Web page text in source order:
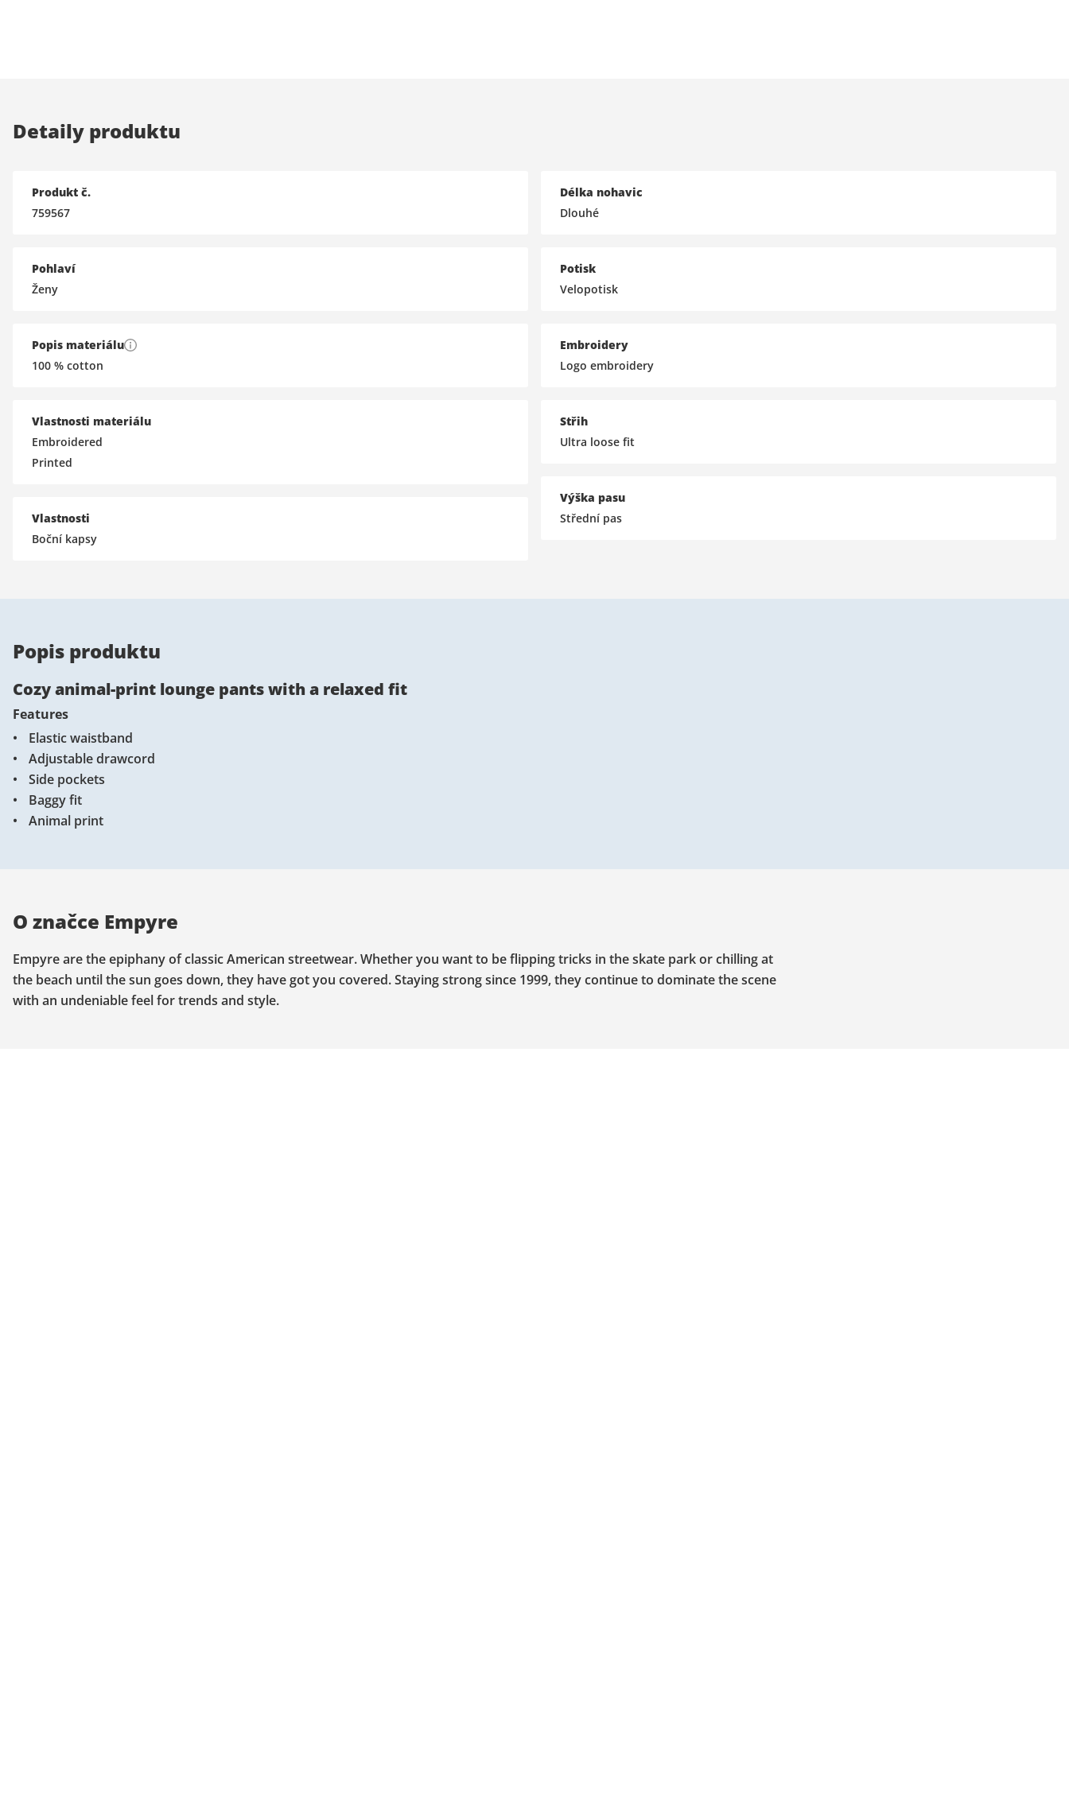
Detaily produktu
Produkt č.
759567
Pohlaví
Ženy
Popis materiálu
100 % cotton
Vlastnosti materiálu
Embroidered
Printed
Vlastnosti
Boční kapsy
Délka nohavic
Dlouhé
Potisk
Velopotisk
Embroidery
Logo embroidery
Střih
Ultra loose fit
Výška pasu
Střední pas
Popis produktu
Cozy animal-print lounge pants with a relaxed fit
Features
Elastic waistband
Adjustable drawcord
Side pockets
Baggy fit
Animal print
O značce Empyre
Empyre are the epiphany of classic American streetwear. Whether you want to be flipping tricks in the skate park or chilling at
the beach until the sun goes down, they have got you covered. Staying strong since 1999, they continue to dominate the scene
with an undeniable feel for trends and style.